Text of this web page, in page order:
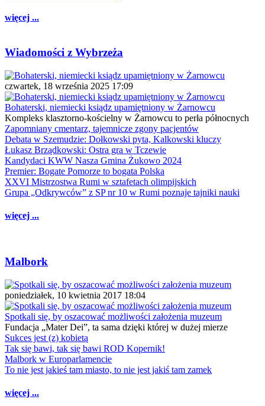
więcej ...
Wiadomości z Wybrzeża
czwartek, 18 września 2025 17:09
Bohaterski, niemiecki ksiądz upamiętniony w Żarnowcu
Kompleks klasztorno-kościelny w Żarnowcu to perła północnych
Zapomniany cmentarz, tajemnicze zgony pacjentów
Debata w Szemudzie: Dołkowski pyta, Kalkowski kluczy
Łukasz Brządkowski: Ostra gra w Tczewie
Kandydaci KWW Nasza Gmina Żukowo 2024
Premier: Bogate Pomorze to bogata Polska
XXVI Mistrzostwa Rumi w sztafetach olimpijskich
Grupa „Odkrywców” z SP nr 10 w Rumi poznaje tajniki nauki
więcej ...
Malbork
poniedziałek, 10 kwietnia 2017 18:04
Spotkali się, by oszacować możliwości założenia muzeum
Fundacja „Mater Dei”, ta sama dzięki której w dużej mierze
Sukces jest (z) kobietą
Tak się bawi, tak się bawi ROD Kopernik!
Malbork w Europarlamencie
To nie jest jakieś tam miasto, to nie jest jakiś tam zamek
więcej ...